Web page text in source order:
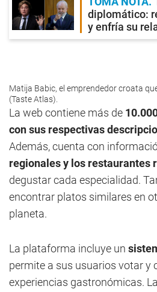
diplomático:
y enfría su
Matija Babic, el emprendedor croata
(Taste Atlas).
La web contiene más de
con sus respectivas
Además, cuenta con
regionales y los restaurantes
degustar cada especialidad.
encontrar platos similares en
planeta.
La plataforma incluye un
permite a sus usuarios votar y
experiencias gastronómicas.